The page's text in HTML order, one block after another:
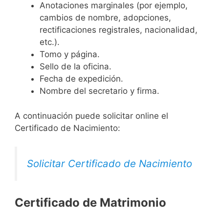
Anotaciones marginales (por ejemplo,
cambios de nombre, adopciones,
rectificaciones registrales, nacionalidad,
etc.).
Tomo y página.
Sello de la oficina.
Fecha de expedición.
Nombre del secretario y firma.
A continuación puede solicitar online el
Certificado de Nacimiento:
Solicitar Certificado de Nacimiento
Certificado de Matrimonio